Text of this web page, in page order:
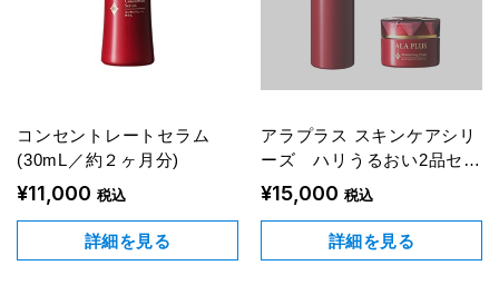
コンセントレートセラム
(30mL／約２ヶ月分)
¥11,000 税込
詳細を見る
アラプラス スキンケアシリ
ーズ ハリうるおい2品セッ
ト
¥15,000 税込
詳細を見る